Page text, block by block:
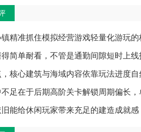
精准抓住模拟经营游戏轻量化游玩
简单耐看，不管是通勤间隙短时上
核心建筑与海域内容依靠玩法进度
足在于后期高阶关卡解锁周期偏长
能给休闲玩家带来充足的建造成就